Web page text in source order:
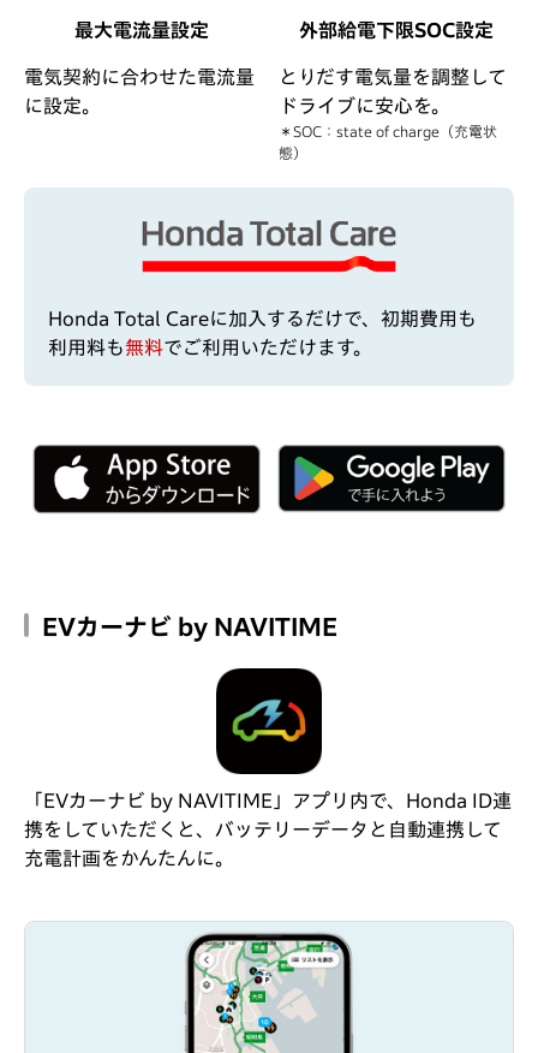
最大電流量設定
電気契約に合わせた電流量
に設定。
外部給電下限SOC設定
とりだす電気量を調整して
ドライブに安心を。
＊SOC：state of charge（充電状
態）
Honda Total Careに加入するだけで、初期費用も
利用料も無料でご利用いただけます。
EVカーナビ by NAVITIME
「EVカーナビ by NAVITIME」アプリ内で、Honda ID連
携をしていただくと、バッテリーデータと自動連携して
充電計画をかんたんに。